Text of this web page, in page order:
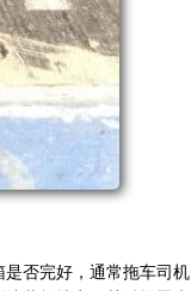
否完好，通常拖车司机